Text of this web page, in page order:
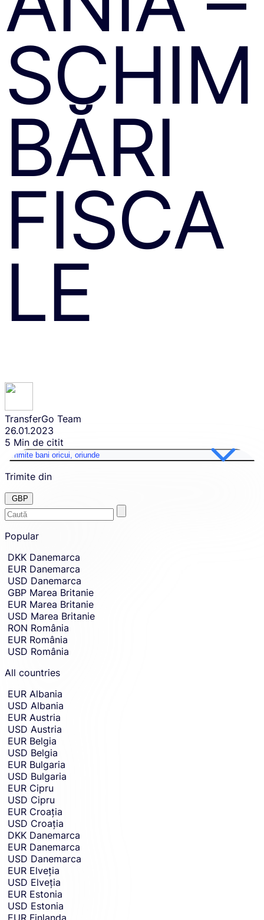
SCHIM
BĂRI
FISCA
LE
TransferGo Team
26.01.2023
5 Min de citit
Trimite bani oricui, oriunde
Trimite din
GBP
the
or
currency
you
want
to
send
money
from.
to
amount
country
and
currency
selection
and
move
to
sending
amount
entry.
Popular
DKK Danemarca
EUR Danemarca
USD Danemarca
GBP Marea Britanie
EUR Marea Britanie
USD Marea Britanie
RON România
EUR România
USD România
All countries
EUR Albania
USD Albania
EUR Austria
USD Austria
EUR Belgia
USD Belgia
EUR Bulgaria
USD Bulgaria
EUR Cipru
USD Cipru
EUR Croația
USD Croația
DKK Danemarca
EUR Danemarca
USD Danemarca
EUR Elveția
USD Elveția
EUR Estonia
USD Estonia
EUR Finlanda